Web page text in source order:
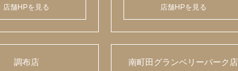
店舗HPを見る 店舗HPを見る
調布店 南町田グランベリーパーク店